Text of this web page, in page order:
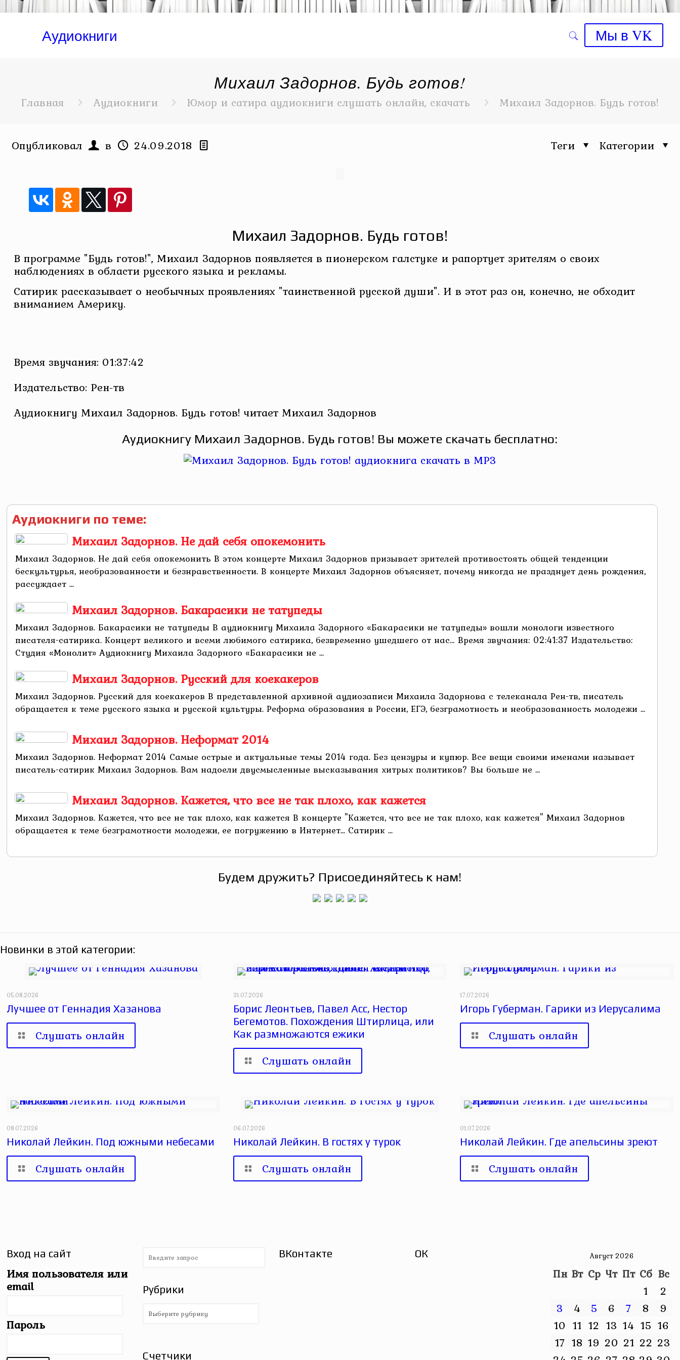
Аудиокниги Мы в VK
Михаил Задорнов. Будь готов!
Главная Аудиокниги Юмор и сатира аудиокниги слушать онлайн, скачать Михаил Задорнов. Будь готов!
Опубликовал в 24.09.2018 Категории
Теги
Михаил Задорнов. Будь готов!
В программе "Будь готов!", Михаил Задорнов появляется в пионерском галстуке и рапортует зрителям о своих
наблюдениях в области русского языка и рекламы.
Сатирик рассказывает о необычных проявлениях "таинственной русской души". И в этот раз он, конечно, не обходит
вниманием Америку.
Время звучания: 01:37:42
Издательство: Рен-тв
Аудиокнигу Михаил Задорнов. Будь готов! читает Михаил Задорнов
Аудиокнигу Михаил Задорнов. Будь готов! Вы можете скачать бесплатно:
Аудиокниги по теме:
Михаил Задорнов. Не дай себя опокемонить
Михаил Задорнов. Не дай себя опокемонить В этом концерте Михаил Задорнов призывает зрителей противостоять общей тенденции
бескультурья, необразованности и безнравственности. В концерте Михаил Задорнов объясняет, почему никогда не празднует день рождения,
рассуждает ...
Михаил Задорнов. Бакарасики не татупеды
Михаил Задорнов. Бакарасики не татупеды В аудиокнигу Михаила Задорного «Бакарасики не татупеды» вошли монологи известного
писателя-сатирика. Концерт великого и всеми любимого сатирика, безвременно ушедшего от нас… Время звучания: 02:41:37 Издательство:
Студия «Монолит» Аудиокнигу Михаила Задорного «Бакарасики не ...
Михаил Задорнов. Русский для коекакеров
Михаил Задорнов. Русский для коекакеров В представленной архивной аудиозаписи Михаила Задорнова с телеканала Рен-тв, писатель
обращается к теме русского языка и русской культуры. Реформа образования в России, ЕГЭ, безграмотность и необразованность молодежи ...
Михаил Задорнов. Неформат 2014
Михаил Задорнов. Неформат 2014 Самые острые и актуальные темы 2014 года. Без цензуры и купюр. Все вещи своими именами называет
писатель-сатирик Михаил Задорнов. Вам надоели двусмысленные высказывания хитрых политиков? Вы больше не ...
Михаил Задорнов. Кажется, что все не так плохо, как кажется
Михаил Задорнов. Кажется, что все не так плохо, как кажется В концерте "Кажется, что все не так плохо, как кажется" Михаил Задорнов
обращается к теме безграмотности молодежи, ее погружению в Интернет... Сатирик ...
Будем дружить? Присоединяйтесь к нам!
Новинки в этой категории:
05.08.2026
Лучшее от Геннадия Хазанова
Слушать онлайн
31.07.2026
Борис Леонтьев, Павел Асс, Нестор
Бегемотов. Похождения Штирлица, или
Как размножаются ежики
Слушать онлайн
17.07.2026
Игорь Губерман. Гарики из Иерусалима
Слушать онлайн
08.07.2026
Николай Лейкин. Под южными небесами
Слушать онлайн
06.07.2026
Николай Лейкин. В гостях у турок
Слушать онлайн
01.07.2026
Николай Лейкин. Где апельсины зреют
Слушать онлайн
Вход на сайт
Имя пользователя или
email
Пароль
Рубрики
Рубрики
Счетчики
ВКонтакте ОК Август 2026
Пн Вт Ср Чт Пт Сб Вс
1
2
3
4 5 6 7 8
9
10 11 12 13 14 15 16
17 18 19 20 21 22 23